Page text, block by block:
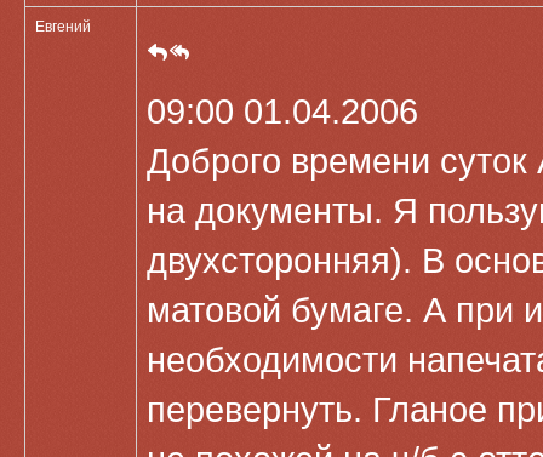
Евгений
09:00 01.04.2006
Доброго времени
на документы. Я
двухсторонняя). В
матовой бумаге. А при
необходимости
перевернуть. Гланое